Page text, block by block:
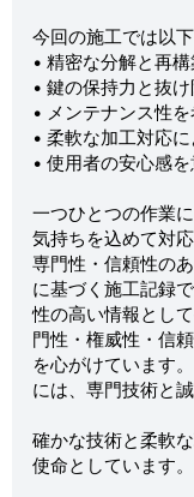
今回の施工では以
• 精密な分解と再
• 鍵の保持力と抜
• メンテナンス性
• 柔軟な加工対応
• 使用者の安心感
一つひとつの作業
気持ちを込めて対応
専門性・信頼性の
に基づく施工記録
性の高い情報とし
門性・権威性・信
を心がけています
には、専門技術と
確かな技術と柔軟
使命としています。